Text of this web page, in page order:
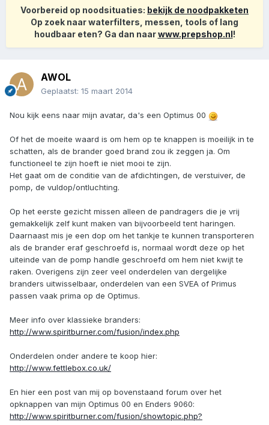
Voorbereid op noodsituaties: bekijk de noodpakketen
Op zoek naar waterfilters, messen, tools of lang
houdbaar eten? Ga dan naarwww.prepshop.nl!
AWOL
Geplaatst: 15 maart 2014
Nou kijk eens naar mijn avatar, da's een Optimus 00
Of het de moeite waard is om hem op te knappen is moeilijk in te
schatten, als de brander goed brand zou ik zeggen ja. Om
functioneel te zijn hoeft ie niet mooi te zijn.
Het gaat om de conditie van de afdichtingen, de verstuiver, de
pomp, de vuldop/ontluchting.
Op het eerste gezicht missen alleen de pandragers die je vrij
gemakkelijk zelf kunt maken van bijvoorbeeld tent haringen.
Daarnaast mis je een dop om het tankje te kunnen transporteren
als de brander eraf geschroefd is, normaal wordt deze op het
uiteinde van de pomp handle geschroefd om hem niet kwijt te
raken. Overigens zijn zeer veel onderdelen van dergelijke
branders uitwisselbaar, onderdelen van een SVEA of Primus
passen vaak prima op de Optimus.
Meer info over klassieke branders:
http://www.spiritburner.com/fusion/index.php
Onderdelen onder andere te koop hier:
http://www.fettlebox.co.uk/
En hier een post van mij op bovenstaand forum over het
opknappen van mijn Optimus 00 en Enders 9060:
http://www.spiritburner.com/fusion/showtopic.php?